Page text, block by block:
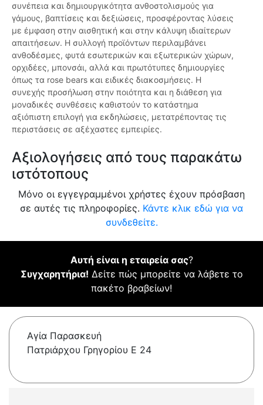
συνέπεια και δημιουργικότητα ανθοστολισμούς για
γάμους, βαπτίσεις και δεξιώσεις, προσφέροντας λύσεις
με έμφαση στην αισθητική και στην κάλυψη ιδιαίτερων
απαιτήσεων. Η συλλογή προϊόντων περιλαμβάνει
ανθοδέσμες, φυτά εσωτερικών και εξωτερικών χώρων,
ορχιδέες, μπονσάι, αλλά και πρωτότυπες δημιουργίες
όπως τα rose bears και ειδικές διακοσμήσεις. Η
συνεχής προσήλωση στην ποιότητα και η διάθεση για
μοναδικές συνθέσεις καθιστούν το κατάστημα
αξιόπιστη επιλογή για εκδηλώσεις, μετατρέποντας τις
περιστάσεις σε αξέχαστες εμπειρίες.
Αξιολογήσεις από τους παρακάτω
ιστότοπους
Μόνο οι εγγεγραμμένοι χρήστες έχουν πρόσβαση
σε αυτές τις πληροφορίες. Κάντε κλικ εδώ για να
συνδεθείτε.
Αυτή είναι η εταιρεία σας?
Συγχαρητήρια! Δείτε πώς μπορείτε να λάβετε το
πακέτο βραβείων!
Αγία Παρασκευή
Πατριάρχου Γρηγορίου Ε 24